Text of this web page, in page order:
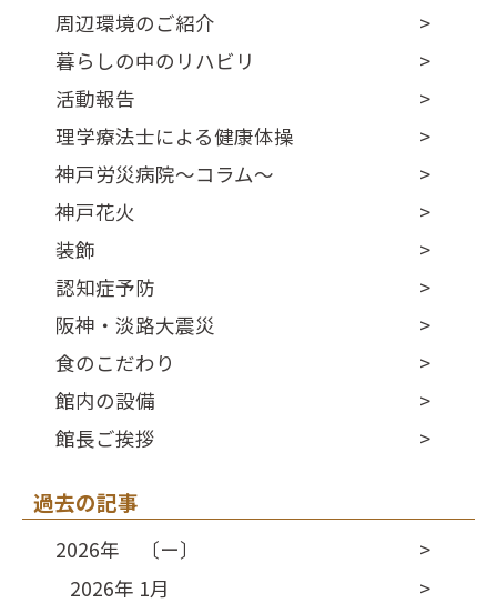
周辺環境のご紹介
暮らしの中のリハビリ
活動報告
理学療法士による健康体操
神戸労災病院～コラム～
神戸花火
装飾
認知症予防
阪神・淡路大震災
食のこだわり
館内の設備
館長ご挨拶
過去の記事
2026年 〔ー〕
2026年 1月